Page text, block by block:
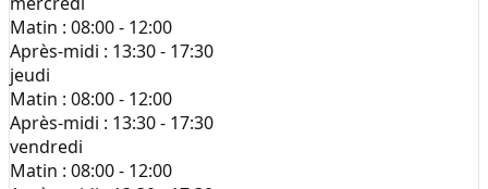
Matin : 08:00 - 12:00
Après-midi : 13:30 - 17:30
jeudi
Matin : 08:00 - 12:00
Après-midi : 13:30 - 17:30
vendredi
Matin : 08:00 - 12:00